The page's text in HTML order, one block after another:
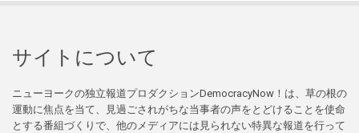
サイトについて
ニューヨークの独立報道プロダクションDemocracyNow！は、草の根の
運動に焦点を当て、見過ごされがちな当事者の声をとどけることを使命
とする番組づくりで、他のメディアには見られない特異な報道を行って